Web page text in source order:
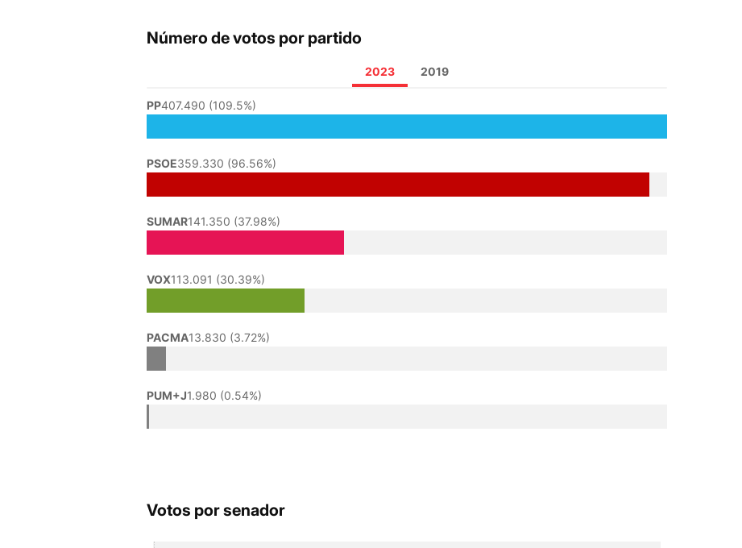
Número de votos por partido
2023 2019
PP407.490 (109.5%)
PSOE359.330 (96.56%)
SUMAR141.350 (37.98%)
VOX113.091 (30.39%)
PACMA13.830 (3.72%)
PUM+J1.980 (0.54%)
Votos por senador